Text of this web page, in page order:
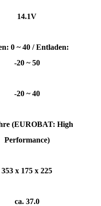
14.1V
0 ~ 40 / Entladen:
-20 ~ 50
-20 ~ 40
(EUROBAT: High
Performance)
353 x 175 x 225
ca. 37.0